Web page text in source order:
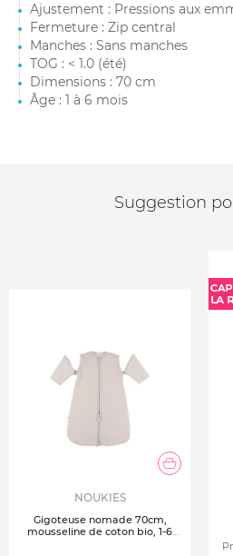
Ajustement : Pressions aux
Fermeture : Zip central
Manches : Sans manches
TOG : < 1.0 (été)
Dimensions : 70 cm
Âge : 1 à 6 mois
Suggestion
NOUKIES
Gigoteuse nomade 70cm,
mousseline de coton bio, 1-6